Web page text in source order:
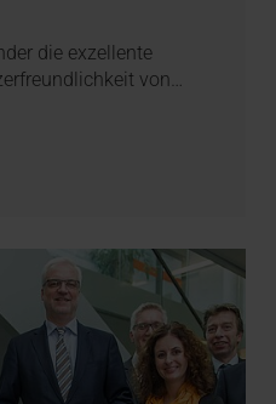
die exzellente
von…